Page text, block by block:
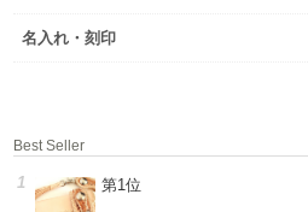
名入れ・刻印
Best Seller
第1位